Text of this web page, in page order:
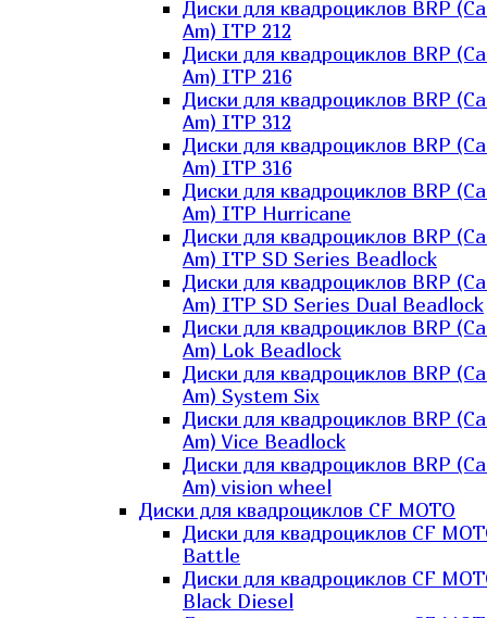
Диски для квадроциклов BRP
Am) ITP 212
Диски для квадроциклов BRP
Am) ITP 216
Диски для квадроциклов BRP
Am) ITP 312
Диски для квадроциклов BRP
Am) ITP 316
Диски для квадроциклов BRP
Am) ITP Hurricane
Диски для квадроциклов BRP
Am) ITP SD Series Beadlock
Диски для квадроциклов BRP
Am) ITP SD Series Dual Beadlock
Диски для квадроциклов BRP
Am) Lok Beadlock
Диски для квадроциклов BRP
Am) System Six
Диски для квадроциклов BRP
Am) Vice Beadlock
Диски для квадроциклов BRP
Am) vision wheel
Диски для квадроциклов CF MOTO
Диски для квадроциклов CF
Battle
Диски для квадроциклов CF
Black Diesel